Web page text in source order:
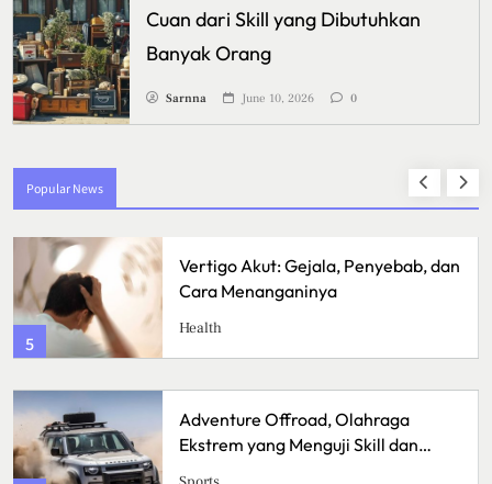
Cuan dari Skill yang Dibutuhkan
Banyak Orang
Sarnna June 10, 2026 0
Popular News
dan
1
Sunrise Point Cukul, Destinasi
dengan Panorama Pagi
Bisnis Kain Perca: Tips Sukses
Memulai Usaha Kerajinan